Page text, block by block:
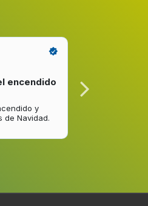
encendido
y
de Navidad.
venta y…